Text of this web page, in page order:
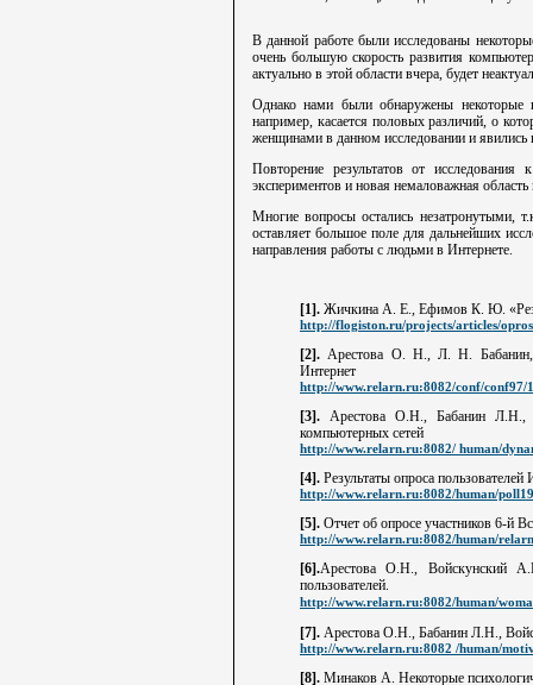
В данной работе были исследованы
очень большую скорость развития
актуально в этой области вчера, будет
Однако нами были обнаружены некоторые
например, касается половых различий, о
женщинами в данном исследовании и
Повторение результатов от
экспериментов и новая немаловажная
Многие вопросы остались незатронутыми,
оставляет большое поле для дальнейших
направления работы с людьми в Интернете.
[1]. Жичкина А. Е., Ефимов К. Ю.
http://flogiston.ru/projects/articles/
[2]. Арестова О. Н., Л. Н. Бабанин,
Интернет
http://www.relarn.ru:8082/conf/conf97/
[3]. Арестова О.Н., Бабанин Л.Н.,
компьютерных сетей
http://www.relarn.ru:8082/ human/
[4]. Результаты опроса пользователей
http://www.relarn.ru:8082/human/
[5]. Отчет об опросе участников 6-й
http://www.relarn.ru:8082/human/
[6].Арестова О.Н., Войскунский
пользователей.
http://www.relarn.ru:8082/human/
[7]. Арестова О.Н., Бабанин Л.Н.,
http://www.relarn.ru:8082 /human/
[8]. Минаков А. Некоторые